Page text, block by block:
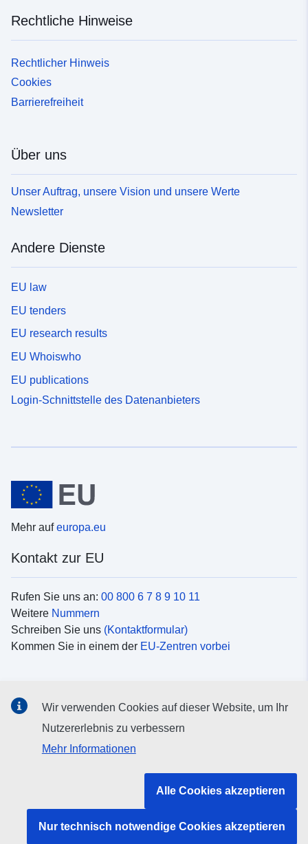
Rechtliche Hinweise
Rechtlicher Hinweis
Cookies
Barrierefreiheit
Über uns
Unser Auftrag, unsere Vision und unsere Werte
Newsletter
Andere Dienste
EU law
EU tenders
EU research results
EU Whoiswho
EU publications
Login-Schnittstelle des Datenanbieters
Mehr aufeuropa.eu
Kontakt zur EU
Rufen Sie uns an: 00 800 6 7 8 9 10 11
Weitere Nummern
Schreiben Sie uns (Kontaktformular)
Kommen Sie in einem der EU-Zentren vorbei
Suche nach EUSocial-Media-Kanäle
Organe und Einrichtungen der EU
Wir verwenden Cookies auf dieser Website, um Ihr
Nutzererlebnis zu verbessern
Mehr Informationen
Alle Cookies akzeptieren
Nur technisch notwendige Cookies akzeptieren